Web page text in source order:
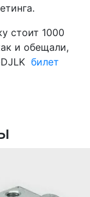
стоит 1000
и обещали,
билет